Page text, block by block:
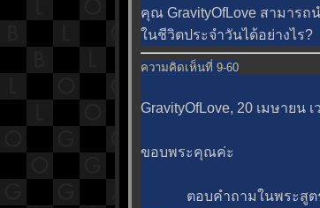
คุณ GravityOfLove สามาร
นชีวิตประจำวันได้อย่างไร?
ความคิดเห็นที่ 9-60
GravityOfLove, 20 เมษายน เ
ขอบพระคุณค่ะ
ตอบคำถามในพระสูตร